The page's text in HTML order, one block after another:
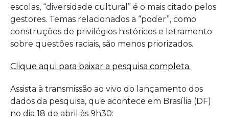
escolas, “diversidade cultural” é o mais citado pelos
gestores. Temas relacionados a “poder”, como
construções de privilégios históricos e letramento
sobre questões raciais, são menos priorizados.
Clique aqui para baixar a pesquisa completa.
Assista à transmissão ao vivo do lançamento dos
dados da pesquisa, que acontece em Brasília (DF)
no dia 18 de abril às 9h30: